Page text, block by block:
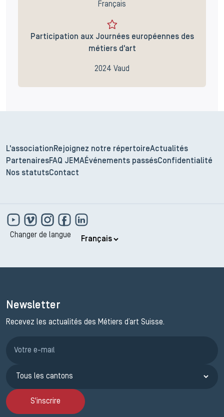
Français
Participation aux Journées européennes des
métiers d'art
2024 Vaud
L'association Rejoignez notre répertoireActualités
PartenairesFAQ JEMAÉvénements passésConfidentialité
Nos statutsContact
Changer de langue
Newsletter
Recevez les actualités des Métiers d’art Suisse.
S'inscrire